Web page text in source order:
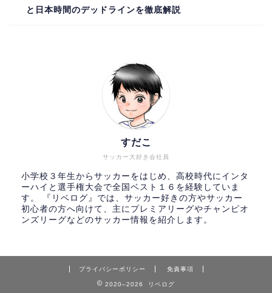
と日本時間のデッドラインを徹底解説
サッカー大好き会社員
すだこ
小学校３年生からサッカーをはじめ、高校時代にインタ
ーハイと選手権大会で全国ベスト１６を経験していま
す。 『リベログ』では、サッカー好きの方やサッカー
初心者の方へ向けて、主にプレミアリーグやチャンピオ
ンズリーグなどのサッカー情報を紹介します。
プライバシーポリシー 免責事項
2020–2026 リベログ